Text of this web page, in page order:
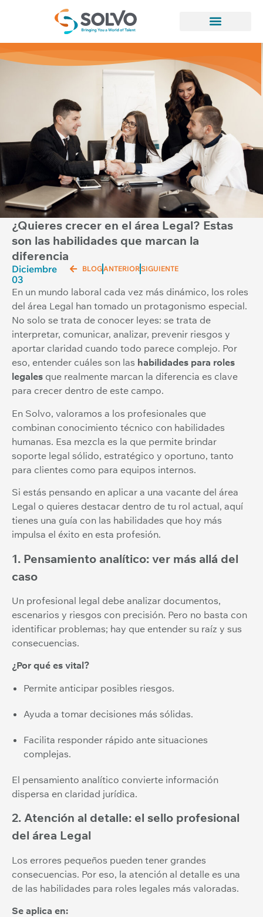
¿Quieres crecer en el área Legal? Estas
son las habilidades que marcan la
diferencia
Diciembre
03
BLOGANTERIORSIGUIENTE
En un mundo laboral cada vez más dinámico, los roles
del área Legal han tomado un protagonismo especial.
No solo se trata de conocer leyes: se trata de
interpretar, comunicar, analizar, prevenir riesgos y
aportar claridad cuando todo parece complejo. Por
eso, entender cuáles son las habilidades para roles
legales que realmente marcan la diferencia es clave
para crecer dentro de este campo.
En Solvo, valoramos a los profesionales que
combinan conocimiento técnico con habilidades
humanas. Esa mezcla es la que permite brindar
soporte legal sólido, estratégico y oportuno, tanto
para clientes como para equipos internos.
Si estás pensando en aplicar a una vacante del área
Legal o quieres destacar dentro de tu rol actual, aquí
tienes una guía con las habilidades que hoy más
impulsa el éxito en esta profesión.
1. Pensamiento analítico: ver más allá del
caso
Un profesional legal debe analizar documentos,
escenarios y riesgos con precisión. Pero no basta con
identificar problemas; hay que entender su raíz y sus
consecuencias.
¿Por qué es vital?
Permite anticipar posibles riesgos.
Ayuda a tomar decisiones más sólidas.
Facilita responder rápido ante situaciones
complejas.
El pensamiento analítico convierte información
dispersa en claridad jurídica.
2. Atención al detalle: el sello profesional
del área Legal
Los errores pequeños pueden tener grandes
consecuencias. Por eso, la atención al detalle es una
de las habilidades para roles legales más valoradas.
Se aplica en: